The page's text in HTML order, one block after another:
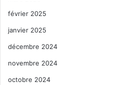
février 2025
janvier 2025
décembre 2024
novembre 2024
octobre 2024